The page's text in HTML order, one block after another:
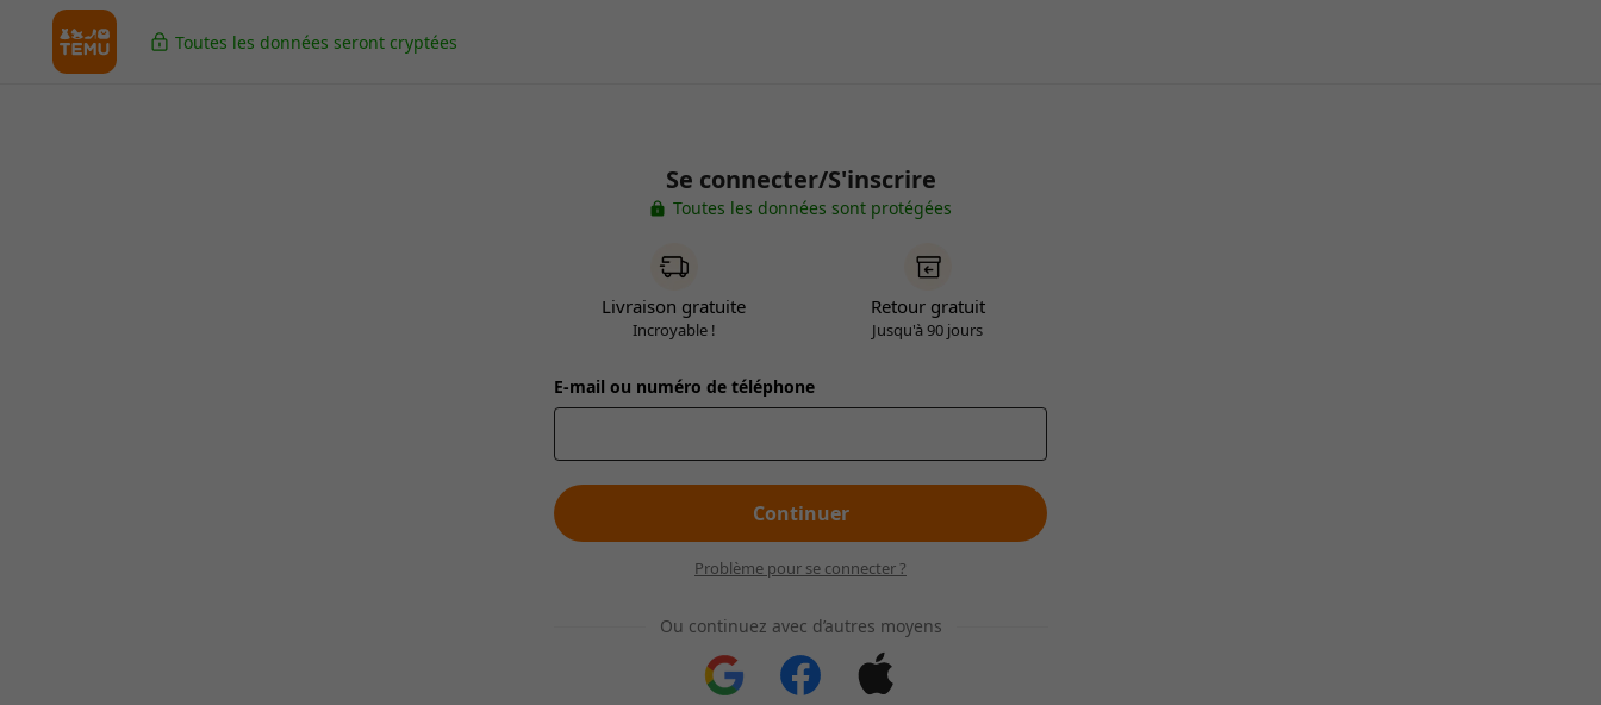
Toutes les données seront cryptées
Se connecter/S'inscrire
Toutes les données sont protégées
Livraison gratuite
Incroyable !
Retour gratuit
Jusqu'à 90 jours
E-mail ou numéro de téléphone
Continuer
Problème pour se connecter ?
Ou continuez avec d’autres moyens